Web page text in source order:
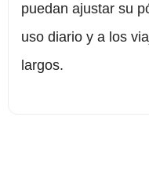
puedan ajustar su
uso diario y a los
largos.